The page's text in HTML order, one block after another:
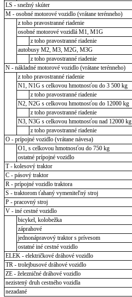
LS - snežný skúter
M - osobné motorové vozidlo (vrátane terénneho)
z toho pravostranné riadenie
osobné motorové vozidlá M1, M1G
z toho pravostranné riadenie
autobusy M2, M3, M2G, M3G
z toho pravostranné riadenie
N - nákladné motorové vozidlo (vrátane terénneho)
z toho pravostranné riadenie
N1, N1G s celkovou hmotnosťou do 3 500 kg
z toho pravostranné riadenie
N2, N2G s celkovou hmotnosťou do 12000 kg
z toho pravostranné riadenie
N3, N3G s celkovou hmotnosťou nad 12000 kg
z toho pravostranné riadenie
O - prípojné vozidlo (vrátane návesa)
O1, s celkovou hmotnosťou do 750 kg
ostatné prípojné vozidlo
T - kolesový traktor
C - pásový traktor
R - prípojné vozidlo traktora
S - traktorom ťahaný vymeniteľný stroj
P - pracovný stroj
V - iné cestné vozidlo
bicykel, kolobežka
záprahové
jednonápravový traktor s prívesom
ostatné iné cestné vozidlo
ELEK - električkové dráhové vozidlo
TR - trolejbusové dráhové vozidlo
ZE - železničné dráhové vozidlo
nezistený druh cestného vozidla
nezadané